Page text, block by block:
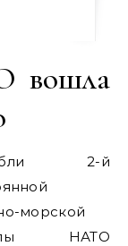
вошла
2-й
морской
НАТО